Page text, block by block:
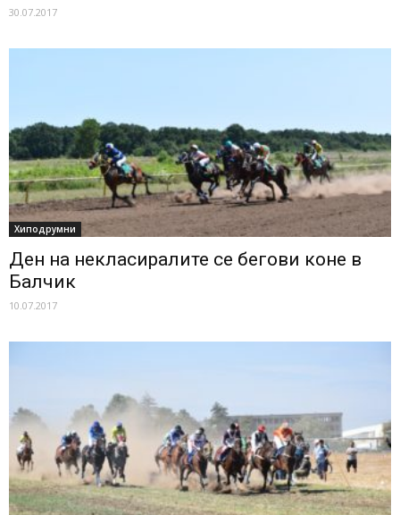
30.07.2017
Хиподрумни
Ден на некласиралите се бегови коне в
Балчик
10.07.2017